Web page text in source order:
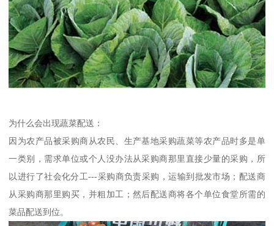
为什么会出现蔬菜配送：
因为农产品被采购商从农民、生产基地采购蔬菜等农产品时多是单
一类别，需求单位或个人没办法从采购商那里直接少量的采购，所
以进行了社会化分工---采购商负责采购，运输到批发市场；配送商
从采购商那里购买，并粗加工；然后配送商将各个单位食堂所需的
菜品配送到位。